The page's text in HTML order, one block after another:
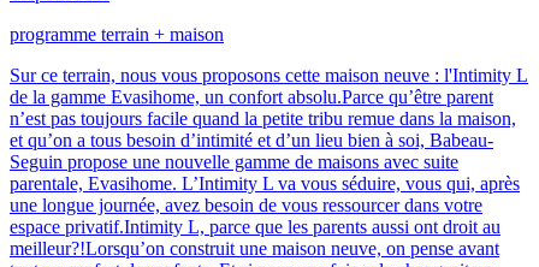
programme terrain + maison
Sur ce terrain, nous vous proposons cette maison neuve : l'Intimity L
de la gamme Evasihome, un confort absolu.Parce qu’être parent
n’est pas toujours facile quand la petite tribu remue dans la maison,
et qu’on a tous besoin d’intimité et d’un lieu bien à soi, Babeau-
Seguin propose une nouvelle gamme de maisons avec suite
parentale, Evasihome. L’Intimity L va vous séduire, vous qui, après
une longue journée, avez besoin de vous ressourcer dans votre
espace privatif.Intimity L, parce que les parents aussi ont droit au
meilleur?!Lorsqu’on construit une maison neuve, on pense avant